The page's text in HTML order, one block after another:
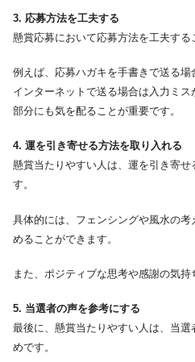
3. 応募方法を工夫する
懸賞応募において応募方法を工夫する
例えば、応募ハガキを手書きで送る
インターネットで送る場合は入力ミ
部分にも気を配ることが重要です。
4. 運を引き寄せる方法を取り入れる
懸賞当たりやすい人は、運を引き寄
す。
具体的には、フェンシングや風水の
めることができます。
また、ポジティブな思考や感謝の気持
5. 当選者の声を参考にする
最後に、懸賞当たりやすい人は、当
めです。